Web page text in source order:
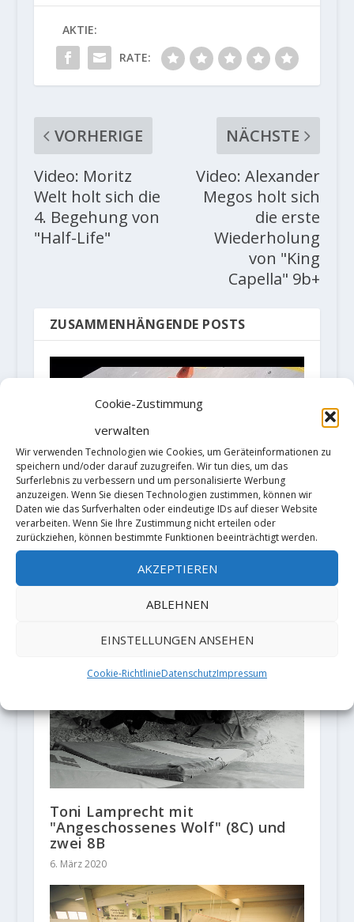
Cookie-Zustimmung
verwalten
Wir verwenden Technologien wie Cookies, um Geräteinformationen zu
speichern und/oder darauf zuzugreifen. Wir tun dies, um das
Surferlebnis zu verbessern und um personalisierte Werbung
anzuzeigen. Wenn Sie diesen Technologien zustimmen, können wir
Daten wie das Surfverhalten oder eindeutige IDs auf dieser Website
verarbeiten. Wenn Sie Ihre Zustimmung nicht erteilen oder
zurückziehen, können bestimmte Funktionen beeinträchtigt werden.
AKZEPTIEREN
ABLEHNEN
EINSTELLUNGEN ANSEHEN
Cookie-RichtlinieDatenschutzImpressum
AKTIE:
RATE:
VORHERIGE
Video: Moritz
Welt holt sich die
4. Begehung von
"Half-Life"
NÄCHSTE
Video: Alexander
Megos holt sich
die erste
Wiederholung
von "King
Capella" 9b+
ZUSAMMENHÄNGENDE POSTS
Überraschungen
Toni Lamprecht mit
"Angeschossenes Wolf" (8C) und
zwei 8B
6. März 2020